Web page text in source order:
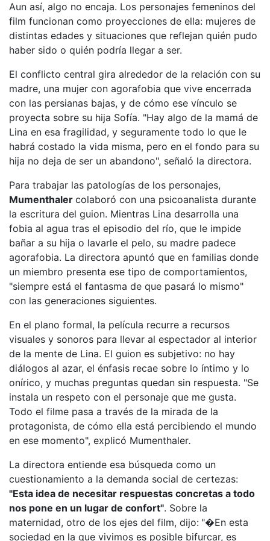
Aun así, algo no encaja. Los personajes femeninos del
film funcionan como proyecciones de ella: mujeres de
distintas edades y situaciones que reflejan quién pudo
haber sido o quién podría llegar a ser.
El conflicto central gira alrededor de la relación con su
madre, una mujer con agorafobia que vive encerrada
con las persianas bajas, y de cómo ese vínculo se
proyecta sobre su hija Sofía. "Hay algo de la mamá de
Lina en esa fragilidad, y seguramente todo lo que le
habrá costado la vida misma, pero en el fondo para su
hija no deja de ser un abandono", señaló la directora.
Para trabajar las patologías de los personajes,
Mumenthaler colaboró con una psicoanalista durante
la escritura del guion. Mientras Lina desarrolla una
fobia al agua tras el episodio del río, que le impide
bañar a su hija o lavarle el pelo, su madre padece
agorafobia. La directora apuntó que en familias donde
un miembro presenta ese tipo de comportamientos,
"siempre está el fantasma de que pasará lo mismo"
con las generaciones siguientes.
En el plano formal, la película recurre a recursos
visuales y sonoros para llevar al espectador al interior
de la mente de Lina. El guion es subjetivo: no hay
diálogos al azar, el énfasis recae sobre lo íntimo y lo
onírico, y muchas preguntas quedan sin respuesta. "Se
instala un respeto con el personaje que me gusta.
Todo el filme pasa a través de la mirada de la
protagonista, de cómo ella está percibiendo el mundo
en ese momento", explicó Mumenthaler.
La directora entiende esa búsqueda como un
cuestionamiento a la demanda social de certezas:
"Esta idea de necesitar respuestas concretas a todo
nos pone en un lugar de confort". Sobre la
maternidad, otro de los ejes del film, dijo: "�En esta
sociedad en la que vivimos es posible bifurcar, es